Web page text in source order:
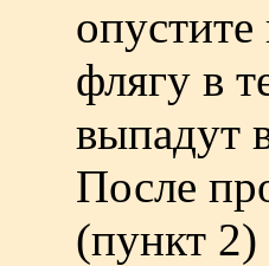
флягу в
выпадут
После
(пункт